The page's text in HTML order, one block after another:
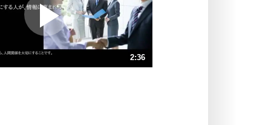
ポジティブになれない原因は、行動
しないから。
ポジティブ思考になる30の方法
ストレス対策
2:36